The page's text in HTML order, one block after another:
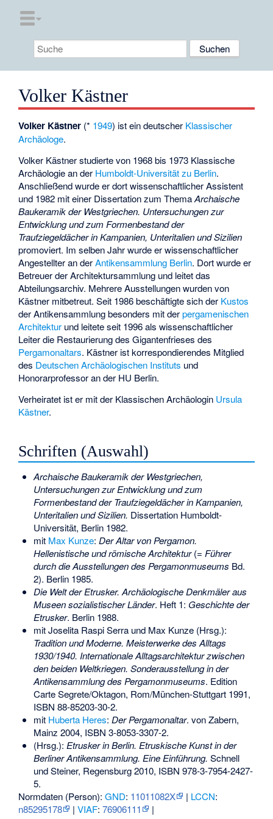
Volker Kästner
Volker Kästner (* 1949) ist ein deutscher Klassischer
Archäologe.
Volker Kästner studierte von 1968 bis 1973 Klassische
Archäologie an der Humboldt-Universität zu Berlin.
Anschließend wurde er dort wissenschaftlicher Assistent
und 1982 mit einer Dissertation zum ThemaArchaische
Baukeramik der Westgriechen. Untersuchungen zur
Entwicklung und zum Formenbestand der
Traufziegeldächer in Kampanien, Unteritalien und Sizilien
promoviert. Im selben Jahr wurde er wissenschaftlicher
Angestellter an derAntikensammlung Berlin. Dort wurde er
Betreuer der Architektursammlung und leitet das
Abteilungsarchiv. Mehrere Ausstellungen wurden von
Kästner mitbetreut. Seit 1986 beschäftigte sich der Kustos
der Antikensammlung besonders mit derpergamenischen
Architektur und leitete seit 1996 als wissenschaftlicher
Leiter die Restaurierung des Gigantenfrieses des
Pergamonaltars. Kästner ist korrespondierendes Mitglied
des Deutschen Archäologischen Instituts und
Honorarprofessor an der HU Berlin.
Verheiratet ist er mit der Klassischen Archäologin Ursula
Kästner.
Schriften (Auswahl)
Archaische Baukeramik der Westgriechen,
Untersuchungen zur Entwicklung und zum
Formenbestand der Traufziegeldächer in Kampanien,
Unteritalien und Sizilien. Dissertation Humboldt-
Universität, Berlin 1982.
mit Max Kunze: Der Altar von Pergamon.
Hellenistische und römische Architektur(= Führer
durch die Ausstellungen des Pergamonmuseums Bd.
2). Berlin 1985.
Die Welt der Etrusker. Archäologische Denkmäler aus
Museen sozialistischer Länder. Heft 1: Geschichte der
Etrusker. Berlin 1988.
mit Joselita Raspi Serra und Max Kunze (Hrsg.):
Tradition und Moderne. Meisterwerke des Alltags
1930/1940. Internationale Alltagsarchitektur zwischen
den beiden Weltkriegen. Sonderausstellung in der
Antikensammlung des Pergamonmuseums. Edition
Carte Segrete/Oktagon, Rom/München-Stuttgart 1991,
ISBN 88-85203-30-2.
mit Huberta Heres: Der Pergamonaltar. von Zabern,
Mainz 2004, ISBN 3-8053-3307-2.
(Hrsg.): Etrusker in Berlin. Etruskische Kunst in der
Berliner Antikensammlung. Eine Einführung. Schnell
und Steiner, Regensburg 2010, ISBN 978-3-7954-2427-
5.
Normdaten (Person):GND: 11011082X | LCCN:
n85295178
|VIAF:76906111 |